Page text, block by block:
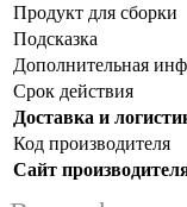
Продукт для сборки
Подсказка
Дополнительная
Срок действия
Доставка и
Код производителя
Сайт